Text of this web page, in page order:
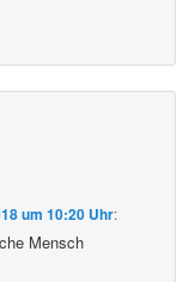
um 10:20 Uhr:
Mensch